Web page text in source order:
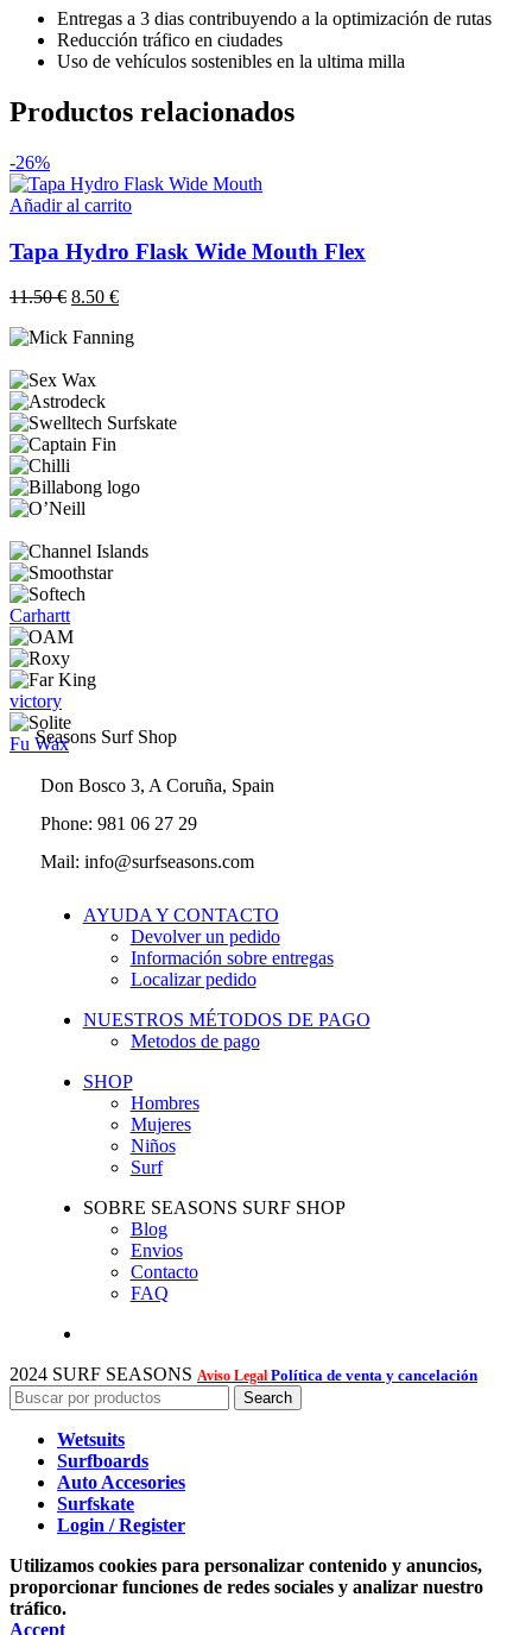
Entregas a 3 dias contribuyendo a la optimización de rutas
Reducción tráfico en ciudades
Uso de vehículos sostenibles en la ultima milla
Productos relacionados
-26%
Añadir al carrito
Tapa Hydro Flask Wide Mouth Flex
11.50€ El
original
11.50 €.
8.50 €El
actual
Carhartt
victory
Fu Wax
Seasons Surf Shop
Don Bosco 3, A Coruña, Spain
Phone: 981 06 27 29
Mail: info@surfseasons.com
AYUDA Y CONTACTO
Devolver un pedido
Información sobre entregas
Localizar pedido
NUESTROS MÉTODOS DE PAGO
Metodos de pago
SHOP
Hombres
Mujeres
Niños
Surf
SOBRE SEASONS SURF SHOP
Blog
Envios
Contacto
FAQ
2024 SURF SEASONS Aviso Legal Política de venta y cancelación
Search
Wetsuits
Surfboards
Auto Accesories
Surfskate
Login / Register
Utilizamos cookies para personalizar contenido y anuncios,
proporcionar funciones de redes sociales y analizar nuestro
tráfico.
Accept